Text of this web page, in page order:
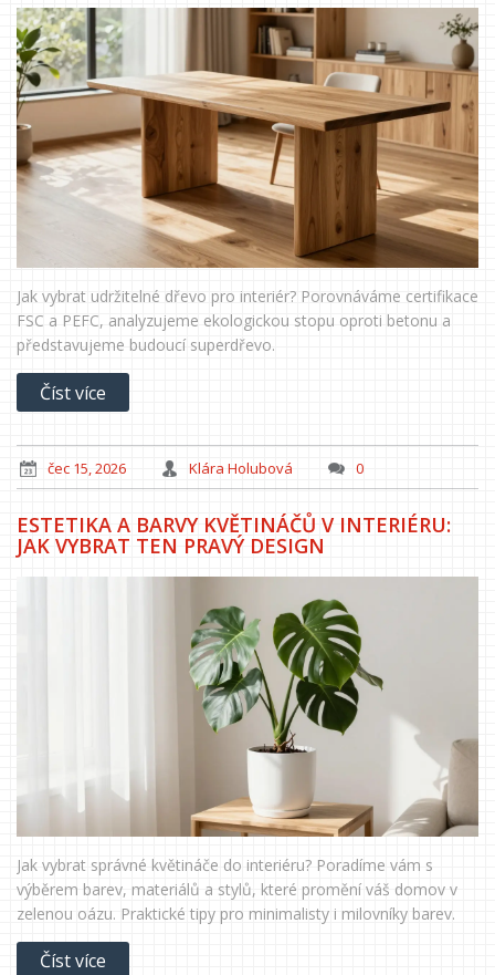
Jak vybrat udržitelné dřevo pro interiér? Porovnáváme certifikace
FSC a PEFC, analyzujeme ekologickou stopu oproti betonu a
představujeme budoucí superdřevo.
Číst více
čec 15, 2026 Klára Holubová 0
ESTETIKA A BARVY KVĚTINÁČŮ V INTERIÉRU:
JAK VYBRAT TEN PRAVÝ DESIGN
Jak vybrat správné květináče do interiéru? Poradíme vám s
výběrem barev, materiálů a stylů, které promění váš domov v
zelenou oázu. Praktické tipy pro minimalisty i milovníky barev.
Číst více